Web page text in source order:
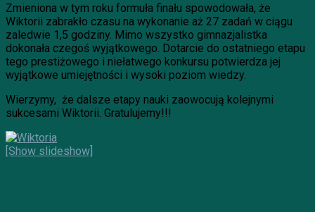
Zmieniona w tym roku formuła finału spowodowała, że
Wiktorii zabrakło czasu na wykonanie aż 27 zadań w ciągu
zaledwie 1,5 godziny. Mimo wszystko gimnazjalistka
dokonała czegoś wyjątkowego. Dotarcie do ostatniego etapu
tego prestiżowego i niełatwego konkursu potwierdza jej
wyjątkowe umiejętności i wysoki poziom wiedzy.
Wierzymy, że dalsze etapy nauki zaowocują kolejnymi
sukcesami Wiktorii. Gratulujemy!!!
[Show slideshow]